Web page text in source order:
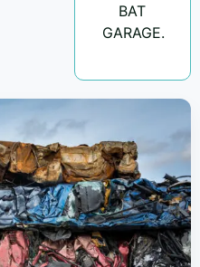
BAT
GARAGE.